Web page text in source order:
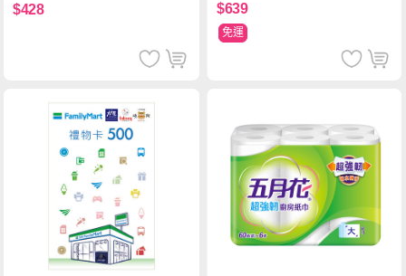
$428 $639
免運